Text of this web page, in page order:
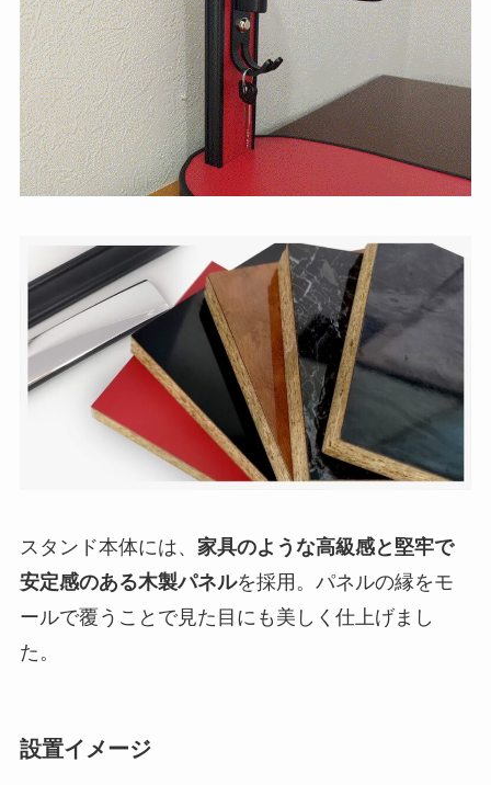
スタンド本体には、 家具のような高級感と堅牢で
安定感のある木製パネルを採用。パネルの縁をモ
ールで覆うことで見た目にも美しく仕上げまし
た。
設置イメージ